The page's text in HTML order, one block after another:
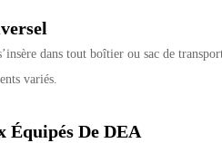
dans tout boîtier ou sac de
variés.
Équipés De DEA